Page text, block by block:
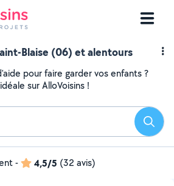
Blaise (06) et alentours
pour faire garder vos enfants ?
sur AlloVoisins !
- 4,5/5 (32 avis)